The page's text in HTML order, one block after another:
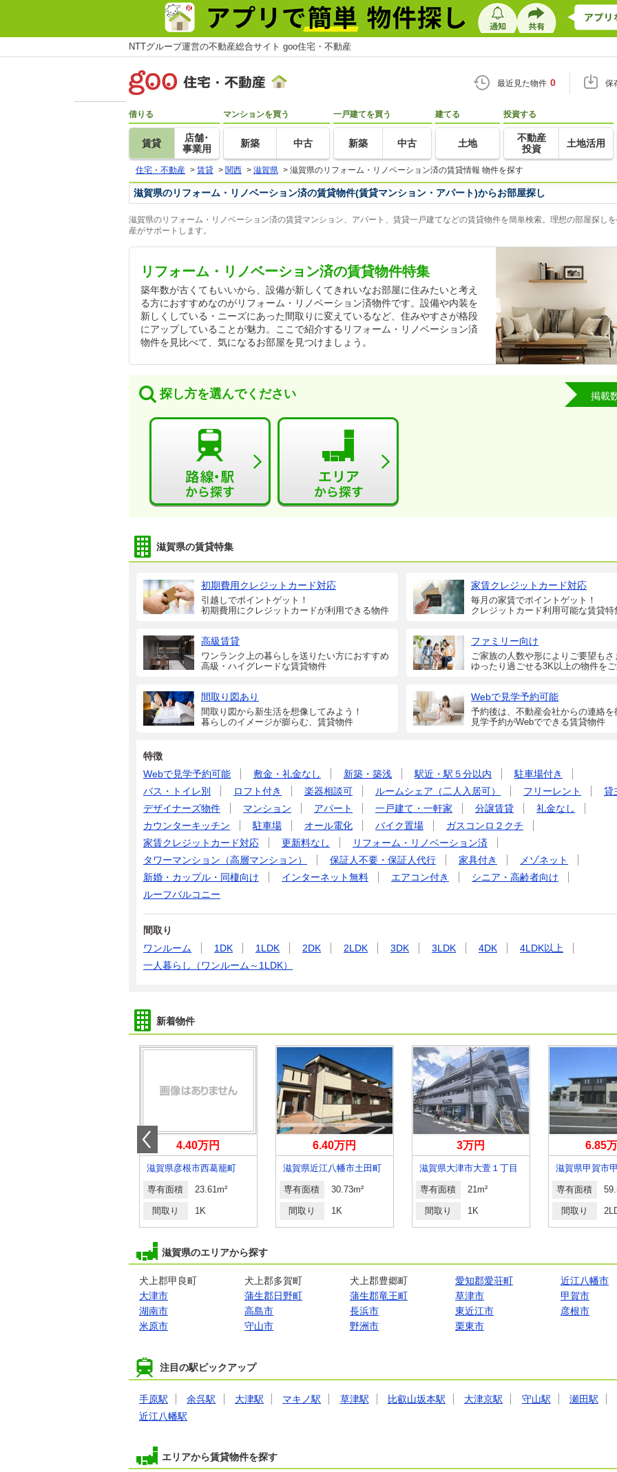
NTTグループ運営の不動産総合サイト goo住宅・不動産
最近見た物件 0 保
借りる
賃貸
店舗･
事業用
マンションを買う
新築 中古
一戸建てを買う
新築 中古
建てる
土地
投資する
不動産
投資
土地活用
住宅・不動産 > 賃貸 > 関西 > 滋賀県 > 滋賀県のリフォーム・リノベーション済の賃貸情報 物件を探す
滋賀県のリフォーム・リノベーション済の賃貸物件(賃貸マンション・アパート)からお部屋探し
滋賀県のリフォーム・リノベーション済の賃貸マンション、アパート、賃貸一戸建てなどの賃貸物件を簡単検索。理想の部屋探し
産がサポートします。
リフォーム・リノベーション済の賃貸物件特集
築年数が古くてもいいから、設備が新しくてきれいなお部屋に住みたいと考え
る方におすすめなのがリフォーム・リノベーション済物件です。設備や内装を
新しくしている・ニーズにあった間取りに変えているなど、住みやすさが格段
にアップしていることが魅力。ここで紹介するリフォーム・リノベーション済
物件を見比べて、気になるお部屋を見つけましょう。
探し方を選んでください 掲載
滋賀県の賃貸特集
初期費用クレジットカード対応
引越しでポイントゲット！
初期費用にクレジットカードが利用できる物件
家賃クレジットカード対応
毎月の家賃でポイントゲット！
クレジットカード利用可能な賃貸特
高級賃貸
ワンランク上の暮らしを送りたい方におすすめ
高級・ハイグレードな賃貸物件
ファミリー向け
ご家族の人数や形によりご要望もさ
ゆったり過ごせる3K以上の物件を
間取り図あり
間取り図から新生活を想像してみよう！
暮らしのイメージが膨らむ、賃貸物件
Webで見学予約可能
予約後は、不動産会社からの連絡を
見学予約がWebでできる賃貸物件
特徴
Webで見学予約可能
敷金・礼金なし 新築・築浅 駅近・駅５分以内
駐車場付き
バス・トイレ別
ロフト付き 楽器相談可 ルームシェア（二人入居可） フリーレント
貸
デザイナーズ物件
マンション アパート 一戸建て・一軒家 分譲賃貸
礼金なし
カウンターキッチン
駐車場 オール電化 バイク置場
ガスコンロ２クチ
家賃クレジットカード対応
更新料なし
リフォーム・リノベーション済
タワーマンション（高層マンション）
保証人不要・保証人代行 家具付き
メゾネット
新婚・カップル・同棲向け
インターネット無料 エアコン付き
シニア・高齢者向け
ルーフバルコニー
間取り
ワンルーム
1DK 1LDK 2DK 2LDK 3DK 3LDK 4DK
4LDK以上
一人暮らし（ワンルーム～1LDK）
新着物件
4.40万円
滋賀県彦根市西葛籠町
専有面積 23.61m²
間取り 1K
6.40万円
滋賀県近江八幡市土田町
専有面積 30.73m²
間取り 1K
3万円
滋賀県大津市大萱１丁目
専有面積 21m²
間取り 1K
6.85
専有面積
間取り
滋賀県のエリアから探す
犬上郡甲良町 犬上郡多賀町 犬上郡豊郷町 愛知郡愛荘町
近江八幡市
大津市
蒲生郡日野町 蒲生郡竜王町 草津市
甲賀市
湖南市
高島市 長浜市 東近江市
彦根市
米原市
守山市 野洲市 栗東市
注目の駅ピックアップ
手原駅 余呉駅 大津駅 マキノ駅 草津駅 比叡山坂本駅 大津京駅 守山駅
瀬田駅
近江八幡駅
エリアから賃貸物件を探す